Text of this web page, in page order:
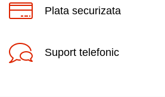
Plata securizata
Suport telefonic